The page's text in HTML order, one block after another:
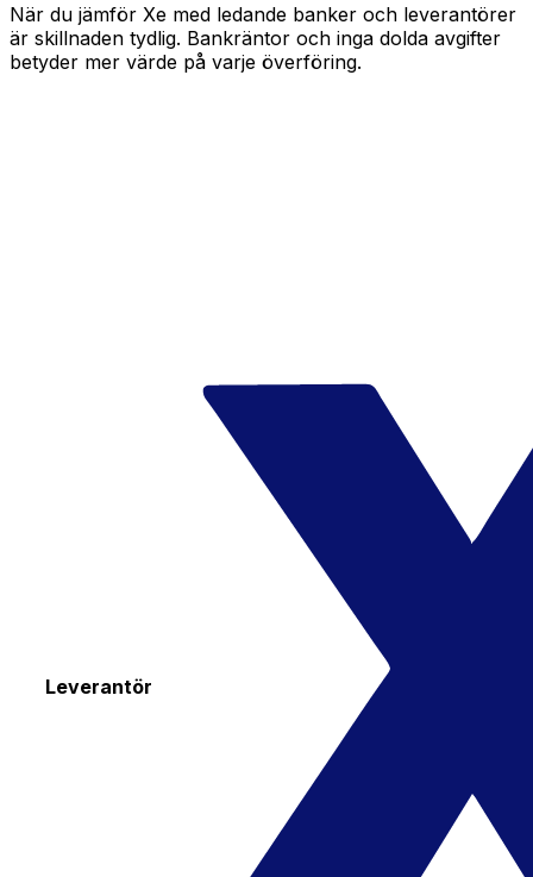
När du jämför Xe med ledande banker och leverantörer
är skillnaden tydlig. Bankräntor och inga dolda avgifter
betyder mer värde på varje överföring.
Leverantör